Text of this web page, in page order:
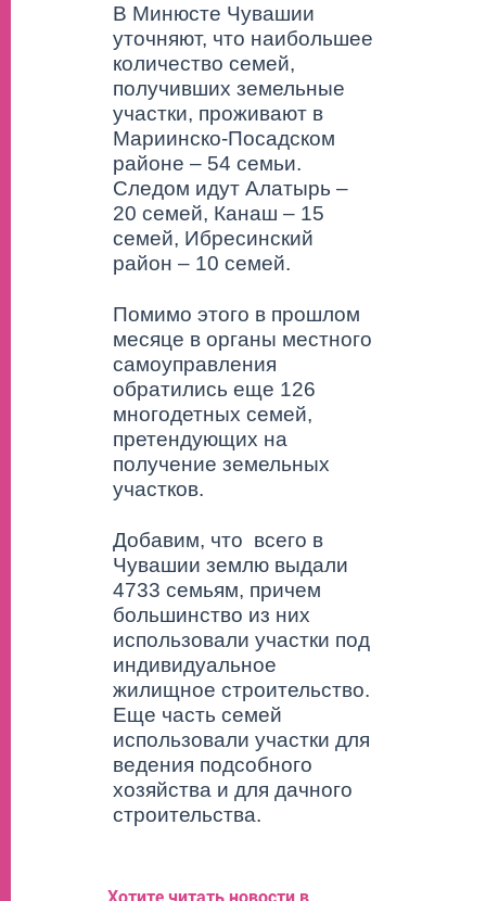
В Минюсте Чувашии
уточняют, что наибольшее
количество семей,
получивших земельные
участки, проживают в
Мариинско-Посадском
районе – 54 семьи.
Следом идут Алатырь –
20 семей, Канаш – 15
семей, Ибресинский
район – 10 семей.
Помимо этого в прошлом
месяце в органы местного
самоуправления
обратились еще 126
многодетных семей,
претендующих на
получение земельных
участков.
Добавим, что всего в
Чувашии землю выдали
4733 семьям, причем
большинство из них
использовали участки под
индивидуальное
жилищное строительство.
Еще часть семей
использовали участки для
ведения подсобного
хозяйства и для дачного
строительства.
Хотите читать новости в